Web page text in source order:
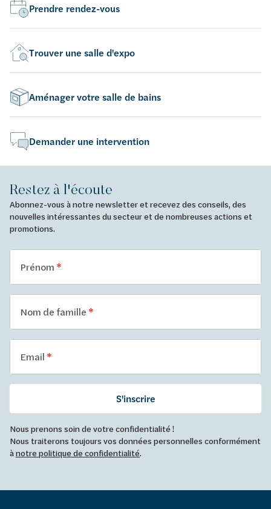
Prendre rendez-vous
Trouver une salle d'expo
Aménager votre salle de bains
Demander une intervention
Restez à l'écoute
Abonnez-vous à notre newsletter et recevez des conseils, des
nouvelles intéressantes du secteur et de nombreuses actions et
promotions.
Prénom
Nom de famille
Email
S'inscrire
Nous prenons soin de votre confidentialité !
Nous traiterons toujours vos données personnelles conformément
ànotre politique de confidentialité.